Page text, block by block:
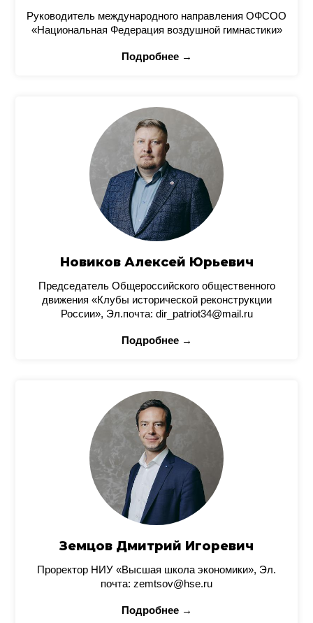
Руководитель международного направления ОФСОО
«Национальная Федерация воздушной гимнастики»
Подробнее →
Новиков Алексей Юрьевич
Председатель Общероссийского общественного
движения «Клубы исторической реконструкции
России», Эл.почта: dir_patriot34@mail.ru
Подробнее →
Земцов Дмитрий Игоревич
Проректор НИУ «Высшая школа экономики», Эл.
почта: zemtsov@hse.ru
Подробнее →